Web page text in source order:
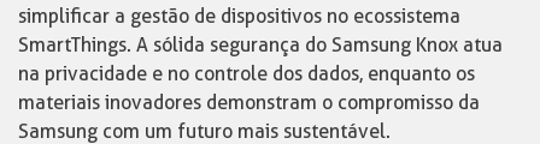
simplificar a gestão de dispositivos no ecossistema
SmartThings. A sólida segurança do Samsung Knox atua
na privacidade e no controle dos dados, enquanto os
materiais inovadores demonstram o compromisso da
Samsung com um futuro mais sustentável.